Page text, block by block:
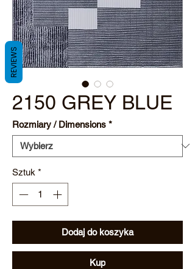
2150 GREY BLUE
Rozmiary / Dimensions *
Sztuk *
Dodaj do koszyka
Kup
REVIEWS